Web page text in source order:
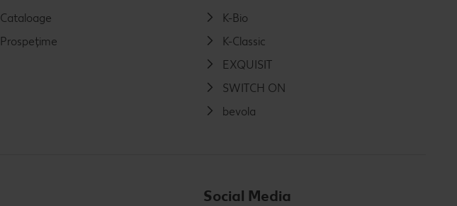
Cataloage
Prospețime
K-Bio
K-Classic
EXQUISIT
SWITCH ON
bevola
Social Media